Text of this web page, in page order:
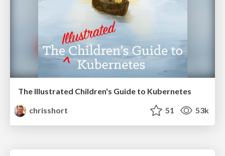
The Illustrated Children's Guide to Kubernetes
chrisshort
51 53k